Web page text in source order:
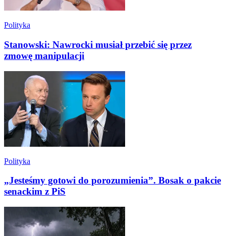
Polityka
Stanowski: Nawrocki musiał przebić się przez
zmowę manipulacji
Polityka
„Jesteśmy gotowi do porozumienia”. Bosak o pakcie
senackim z PiS